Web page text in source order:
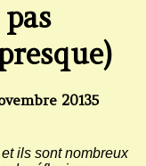
20135
ils sont nombreux